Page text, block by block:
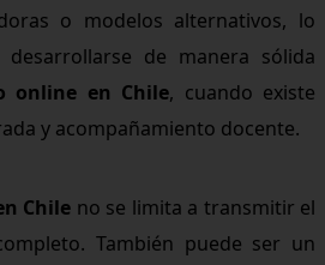
o modelos alternativos, lo
de manera sólida
online en Chile, cuando existe
y acompañamiento docente.
Chile no se limita a transmitir el
También puede ser un